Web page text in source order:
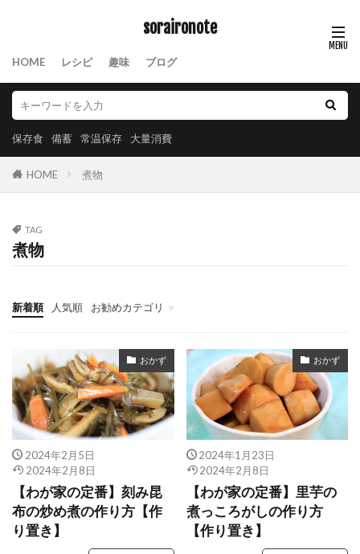
soraironote
HOME レシピ 趣味 ブログ
保存食 備蓄 常温保存 大量消費
HOME 煮物
TAG
煮物
新着順 人気順 お勧めカテゴリ
保存食
おかず
2024年2月5日
2024年2月8日
【わが家の定番】刻み昆
布の炒め煮の作り方【作
り置き】
おかず
2024年1月23日
2024年2月8日
【わが家の定番】里芋の
煮っころがしの作り方
【作り置き】